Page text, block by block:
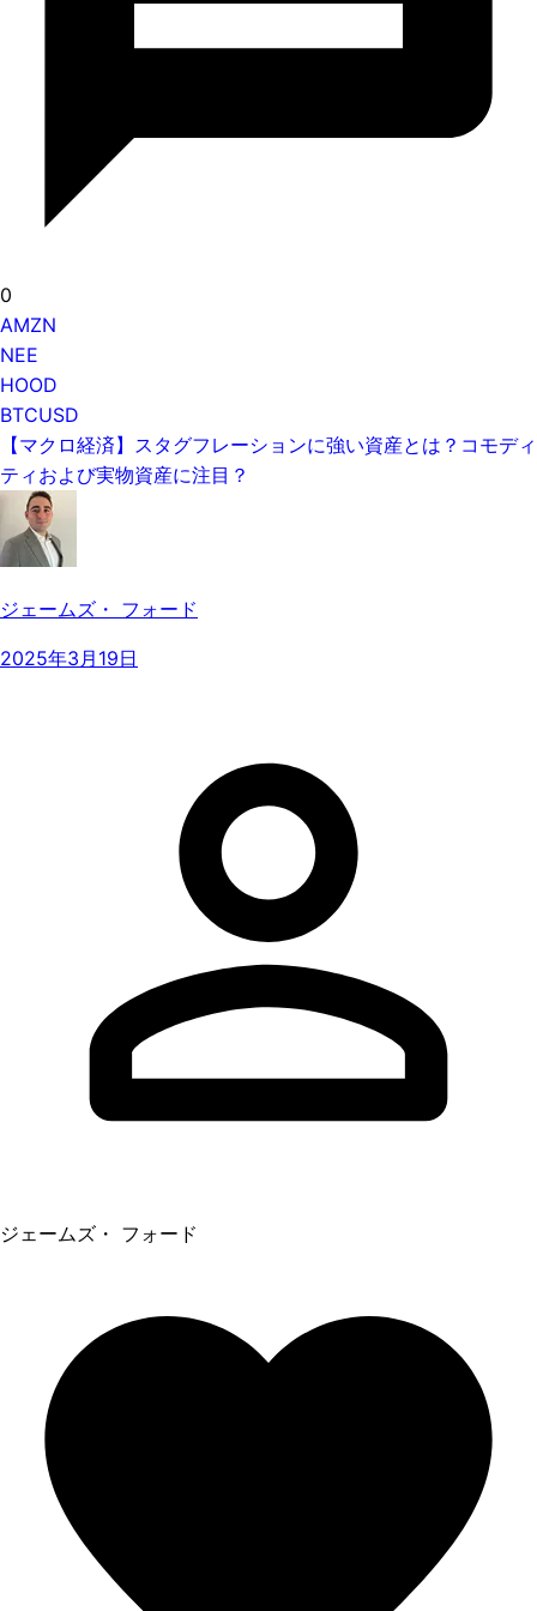
0
AMZN
NEE
HOOD
BTCUSD
【マクロ経済】スタグフレーションに強い資産とは？コモディ
ティおよび実物資産に注目？
ジェームズ・ フォード
2025年3月19日
ジェームズ・ フォード